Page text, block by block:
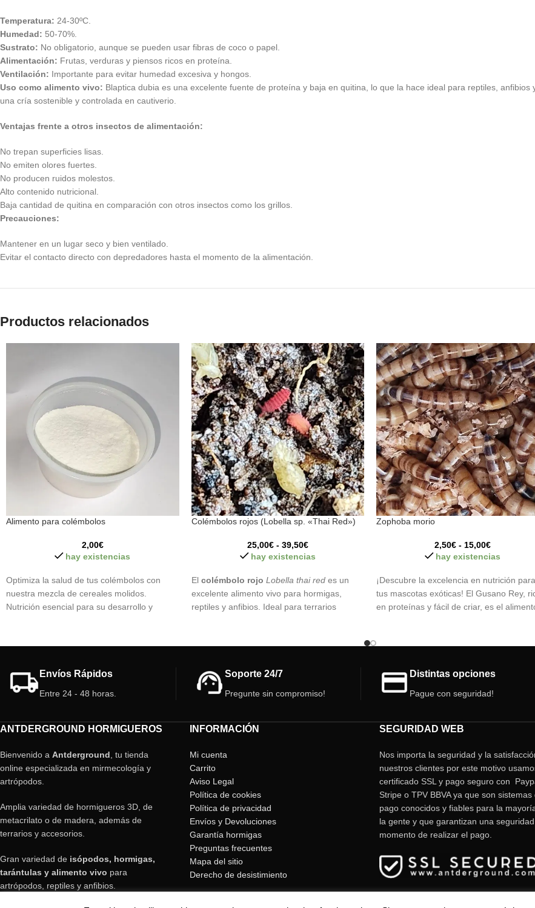
Temperatura: 24-30ºC.
Humedad: 50-70%.
Sustrato: No obligatorio, aunque se pueden usar fibras de coco o papel.
Alimentación: Frutas, verduras y piensos ricos en proteína.
Ventilación: Importante para evitar humedad excesiva y hongos.
Uso como alimento vivo: Blaptica dubia es una excelente fuente de proteína y baja en quitina, lo que la hace ideal para reptiles,
una cría sostenible y controlada en cautiverio.
Ventajas frente a otros insectos de alimentación:
No trepan superficies lisas.
No emiten olores fuertes.
No producen ruidos molestos.
Alto contenido nutricional.
Baja cantidad de quitina en comparación con otros insectos como los grillos.
Precauciones:
Mantener en un lugar seco y bien ventilado.
Evitar el contacto directo con depredadores hasta el momento de la alimentación.
Productos relacionados
Alimento para colémbolos
2,00€
hay existencias
Optimiza la salud de tus colémbolos con
nuestra mezcla de cereales molidos.
Nutrición esencial para su desarrollo y
Colémbolos rojos (Lobella sp. «Thai Red»)
25,00€ - 39,50€
hay existencias
El colémbolo rojo Lobella thai redes un
excelente alimento vivo para hormigas,
reptiles y anfibios. Ideal para terrarios
cazadoras, su color rojo estimula el instinto
Zophoba morio
2,50€ - 15,00€
hay existencias
¡Descubre la excelencia en nutrición para
tus mascotas exóticas! El Gusano Rey,
en proteínas y fácil de criar, es el
Envíos Rápidos
Entre 24 - 48 horas.
Soporte 24/7
Pregunte sin compromiso!
Distintas opciones
Pague con seguridad!
ANTDERGROUND HORMIGUEROS
Bienvenido a Antderground , tu tienda
online especializada en mirmecología y
artrópodos.
Amplia variedad de hormigueros 3D, de
metacrilato o de madera, además de
terrarios y accesorios.
Gran variedad de isópodos, hormigas,
tarántulas y alimento vivo para
artrópodos, reptiles y anfibios.
INFORMACIÓN
Mi cuenta
Carrito
Aviso Legal
Política de cookies
Política de privacidad
Envíos y Devoluciones
Garantía hormigas
Preguntas frecuentes
Mapa del sitio
Derecho de desistimiento
SEGURIDAD WEB
Nos importa la seguridad y la
nuestros clientes por este motivo
certificado SSL y pago seguro con
Stripe o TPV BBVA ya que son sistemas
pago conocidos y fiables para la
la gente y que garantizan una
momento de realizar el pago.